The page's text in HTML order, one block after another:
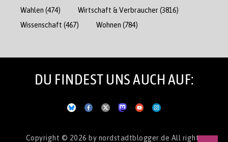
Wahlen (474) Wirtschaft & Verbraucher(3816)
Wissenschaft (467) Wohnen (784)
DU FINDEST UNS AUCH AUF:
Copyright © 2026 by nordstadtblogger.de All rights